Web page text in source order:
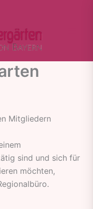
Mitgliedern
sind und sich für
möchten,